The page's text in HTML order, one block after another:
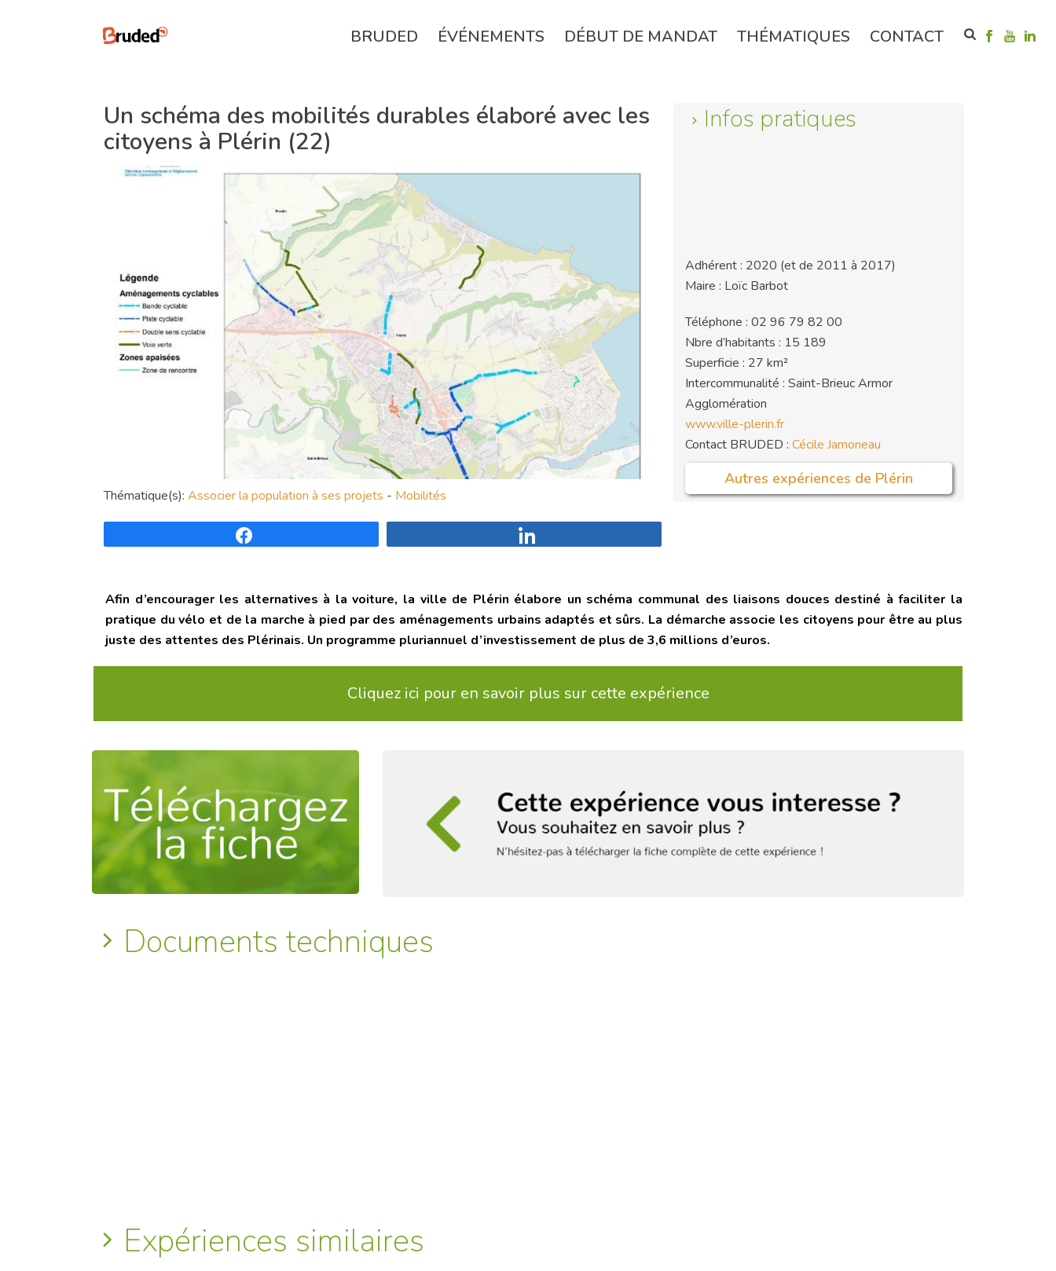
BRUDED ÉVÉNEMENTS DÉBUT DE MANDAT THÉMATIQUES CONTACT
Un schéma des mobilités durables élaboré avec les
citoyens à Plérin (22)
Thématique(s): Associer la population à ses projets - Mobilités
Infos pratiques
Adhérent : 2020 (et de 2011 à 2017)
Maire : Loïc Barbot
Téléphone : 02 96 79 82 00
Nbre d’habitants : 15 189
Superficie : 27 km²
Intercommunalité : Saint-Brieuc Armor
Agglomération
www.ville-plerin.fr
Contact BRUDED : Cécile Jamoneau
Autres expériences de Plérin
Afin d’encourager les alternatives à la voiture, la ville de Plérin élabore un schéma communal des liaisons douces destiné à faciliter la
pratique du vélo et de la marche à pied par des aménagements urbains adaptés et sûrs. La démarche associe les citoyens pour être au plus
juste des attentes des Plérinais. Un programme pluriannuel d’investissement de plus de 3,6 millions d’euros.
Cliquez ici pour en savoir plus sur cette expérience
Documents techniques
Expériences similaires